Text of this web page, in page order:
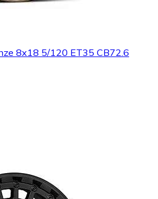
8x18 5/120 ET35 CB72.6